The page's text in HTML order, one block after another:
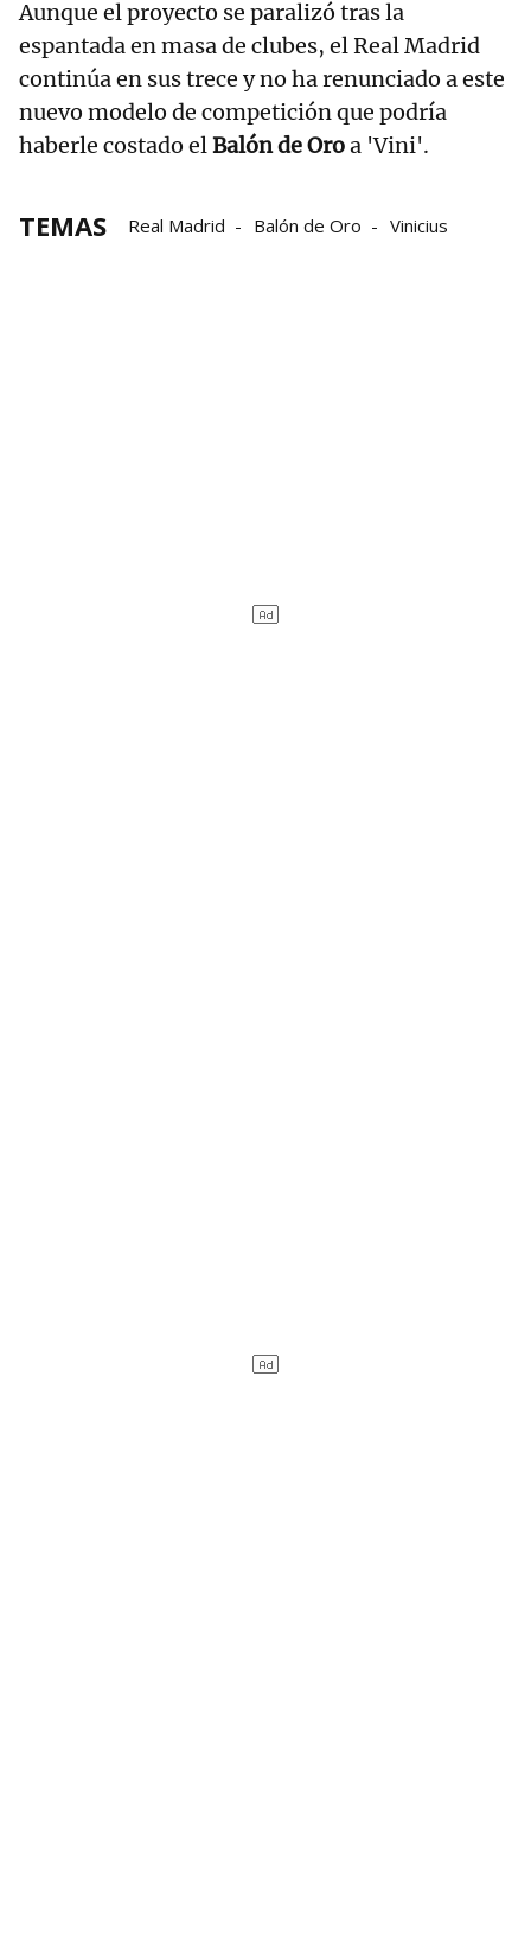
Aunque el proyecto se paralizó tras la
espantada en masa de clubes, el Real Madrid
continúa en sus trece y no ha renunciado a este
nuevo modelo de competición que podría
haberle costado elBalón de Oroa 'Vini'.
TEMAS Real Madrid Balón de Oro Vinicius